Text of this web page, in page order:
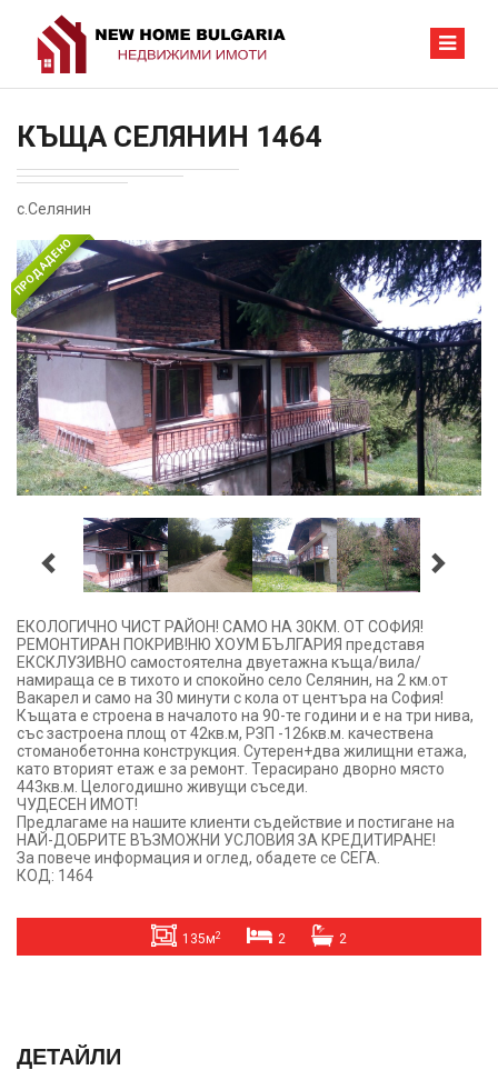
КЪЩА СЕЛЯНИН 1464
с.Селянин
ПРОДАДЕНО
ЕКОЛОГИЧНО ЧИСТ РАЙОН! САМО НА 30КМ. ОТ СОФИЯ!
РЕМОНТИРАН ПОКРИВ!НЮ ХОУМ БЪЛГАРИЯ представя
ЕКСКЛУЗИВНО самостоятелна двуетажна къща/вила/
намираща се в тихото и спокойно село Селянин, на 2 км.от
Вакарел и само на 30 минути с кола от центъра на София!
Къщата е строена в началото на 90-те години и е на три нива,
със застроена площ от 42кв.м, РЗП -126кв.м. качествена
стоманобетонна конструкция. Сутерен+два жилищни етажа,
като вторият етаж е за ремонт. Терасирано дворно място
443кв.м. Целогодишно живущи съседи.
ЧУДЕСЕН ИМОТ!
Предлагаме на нашите клиенти съдействие и постигане на
НАЙ-ДОБРИТЕ ВЪЗМОЖНИ УСЛОВИЯ ЗА КРЕДИТИРАНЕ!
За повече информация и оглед, обадете се СЕГА.
КОД: 1464
135м2 2 2
ДЕТАЙЛИ